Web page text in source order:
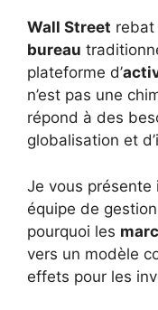
Wall Street rebat
bureau
plateforme d’
n’est pas une
répond à des
globalisation et
Je vous présente
équipe de
pourquoi les
vers un modèle
effets pour les